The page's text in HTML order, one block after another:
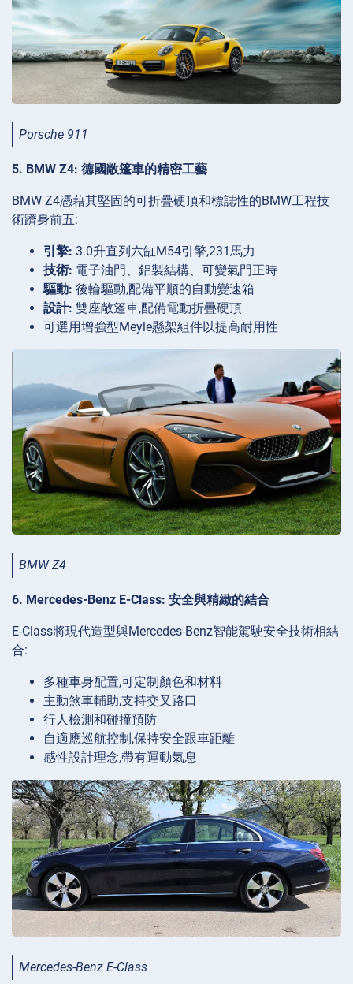
Porsche 911
5. BMW Z4: 德國敞篷車的精密工藝
BMW Z4憑藉其堅固的可折疊硬頂和標誌性的BMW工程技
術躋身前五:
引擎: 3.0升直列六缸M54引擎,231馬力
技術: 電子油門、鋁製結構、可變氣門正時
驅動: 後輪驅動,配備平順的自動變速箱
設計: 雙座敞篷車,配備電動折疊硬頂
可選用增強型Meyle懸架組件以提高耐用性
BMW Z4
6. Mercedes-Benz E-Class: 安全與精緻的結合
E-Class將現代造型與Mercedes-Benz智能駕駛安全技術相結
合:
多種車身配置,可定制顏色和材料
主動煞車輔助,支持交叉路口
行人檢測和碰撞預防
自適應巡航控制,保持安全跟車距離
感性設計理念,帶有運動氣息
Mercedes-Benz E-Class